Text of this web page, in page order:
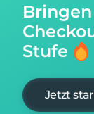
Stufe
Jetzt